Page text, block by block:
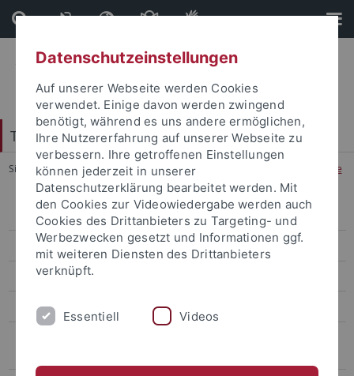
Direkt
zum
Inhalt
Direkt
zur
Fußleiste
Tübingen School of Education (TüSE)
Sie sind hier: Startseite ... Informationen für Lehramtsstudierende
Gymnasiales Lehramt Bachelor / Master
Übergang vom Bachelor in den Master of Education
Erweiterungsfach/Drittfach
Künstlerisches Lehramt (Musik und Kunst)
Datenschutzeinstellungen
Auf unserer Webseite werden Cookies
verwendet. Einige davon werden zwingend
benötigt, während es uns andere ermöglichen,
Ihre Nutzererfahrung auf unserer Webseite zu
verbessern. Ihre getroffenen Einstellungen
können jederzeit in unserer
Datenschutzerklärung bearbeitet werden. Mit
den Cookies zur Videowiedergabe werden auch
Cookies des Drittanbieters zu Targeting- und
Werbezwecken gesetzt und Informationen ggf.
mit weiteren Diensten des Drittanbieters
verknüpft.
Essentiell Videos